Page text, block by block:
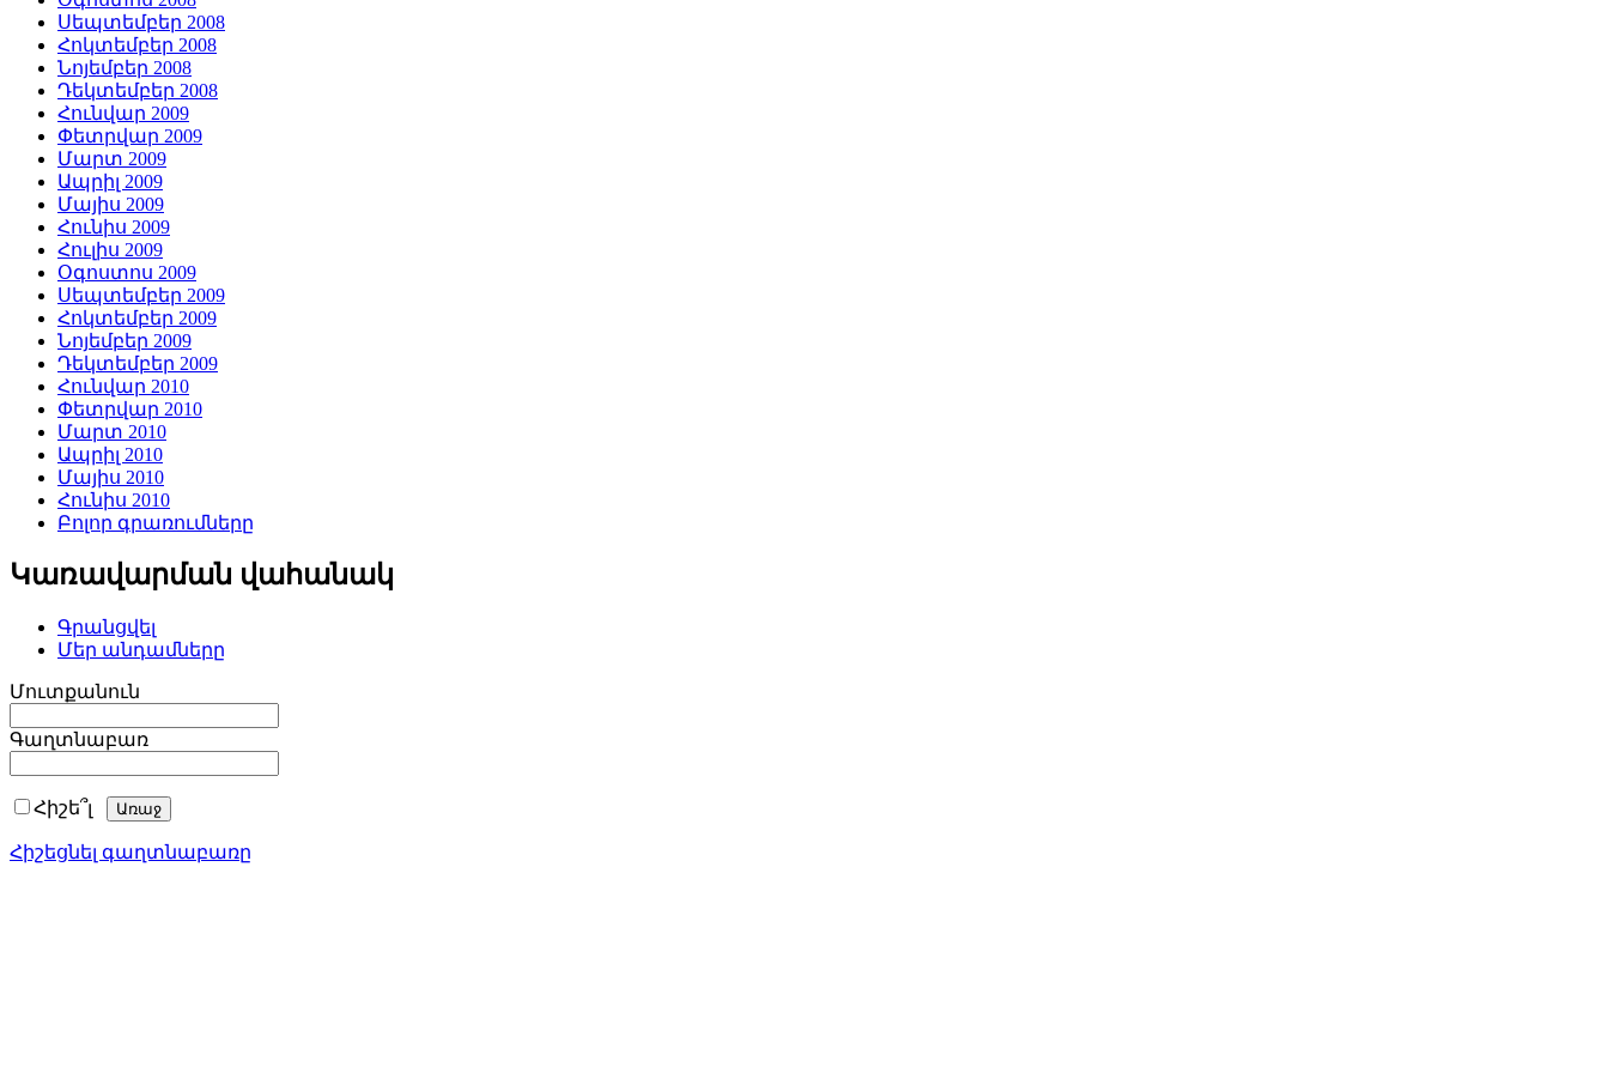
Սեպտեմբեր 2008
Հոկտեմբեր 2008
Նոյեմբեր 2008
Դեկտեմբեր 2008
Հունվար 2009
Փետրվար 2009
Մարտ 2009
Ապրիլ 2009
Մայիս 2009
Հունիս 2009
Հուլիս 2009
Օգոստոս 2009
Սեպտեմբեր 2009
Հոկտեմբեր 2009
Նոյեմբեր 2009
Դեկտեմբեր 2009
Հունվար 2010
Փետրվար 2010
Մարտ 2010
Ապրիլ 2010
Մայիս 2010
Հունիս 2010
Բոլոր գրառումները
Կառավարման վահանակ
Գրանցվել
Մեր անդամները
Մուտքանուն
Գաղտնաբառ
Հիշե՞լ
Հիշեցնել գաղտնաբառը